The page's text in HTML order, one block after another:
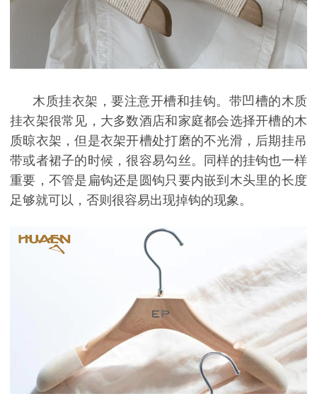
木质挂衣架，要注意开槽和挂钩。带凹槽的木质
挂衣架很常见，大多数酒店和家庭都会选择开槽的木
质晾衣架，但是衣架开槽处打磨的不光滑，后期挂吊
带或者裙子的时候，很容易勾丝。同样的挂钩也一样
重要，不管是扁钩还是圆钩只要内嵌到木头里的长度
足够就可以，否则很容易出现掉钩的现象。